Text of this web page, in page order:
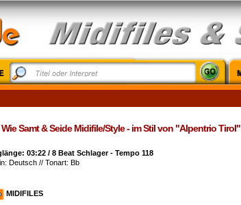
Wie Samt & Seide Midifile/Style - im Stil von "Alpentrio Tirol"
03:22 / 8 Beat Schlager - Tempo 118
Deutsch // Tonart: Bb
MIDIFILES